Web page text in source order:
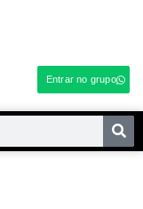
Entrar no grupo